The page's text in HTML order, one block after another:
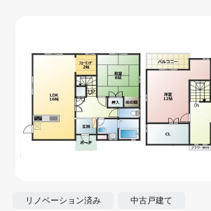
リノベーション済み 中古戸建て